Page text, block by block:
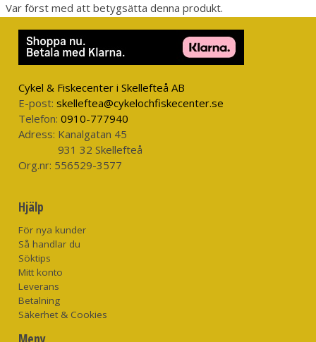
Var först med att betygsätta denna produkt.
Cykel & Fiskecenter i Skellefteå AB
E-post: skelleftea@cykelochfiskecenter.se
Telefon: 0910-777940
Adress: Kanalgatan 45
931 32 Skellefteå
Org.nr: 556529-3577
Hjälp
För nya kunder
Så handlar du
Söktips
Mitt konto
Leverans
Betalning
Säkerhet & Cookies
Meny